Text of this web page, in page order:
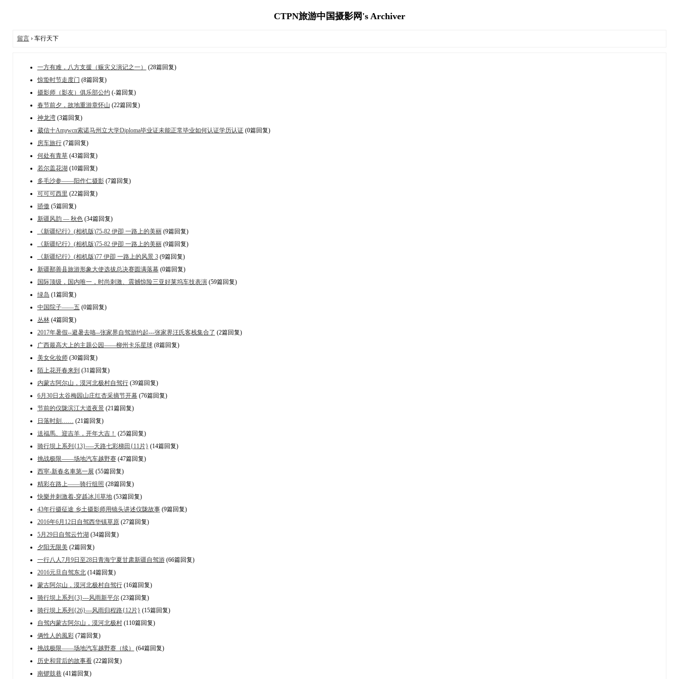
CTPN旅游中国摄影网's Archiver
留言› 车行天下
一方有难，八方支援（赈灾义演记之一）
(28篇回复)
惊蛰时节走度门 (8篇回复)
摄影师（影友）俱乐部公约 (-篇回复)
春节前夕，故地重游章怀山 (22篇回复)
神龙湾(3篇回复)
葳信十Amχwcn索诺马州立大学Diploma毕业证未能正常毕业如何认证学历认证(0篇回复)
房车旅行(7篇回复)
何处有青草(43篇回复)
若尔盖花湖 (10篇回复)
多毛沙参——阳作仁摄影(7篇回复)
可可可西里 (22篇回复)
骄傲(5篇回复)
新疆风韵 — 秋色(34篇回复)
《新疆纪行》(相机版)75-82 伊卲 一路上的美丽(9篇回复)
《新疆纪行》(相机版)75-82 伊卲 一路上的美丽(9篇回复)
《新疆纪行》(相机版)77 伊卲 一路上的风景 3(9篇回复)
新疆鄯善县旅游形象大使选拔总决赛圆满落幕(0篇回复)
国际顶级，国内唯一，时尚刺激、震撼惊险三亚好莱坞车技表演(59篇回复)
绿岛 (1篇回复)
中国院子——五 (0篇回复)
丛林(4篇回复)
2017年暑假--避暑去咯--张家界自驾游约起---张家界汪氏客栈集合了 (2篇回复)
广西最高大上的主题公园——柳州卡乐星球(8篇回复)
美女化妆师(30篇回复)
陌上花开春来到 (31篇回复)
内蒙古阿尔山，漠河北极村自驾行(39篇回复)
6月30日太谷梅园山庄红杏采摘节开幕(76篇回复)
节前的仪陇滨江大道夜景(21篇回复)
日落时刻…… (21篇回复)
送福馬、迎吉羊，开年大吉！ (25篇回复)
骑行坝上系列{13}----天路七彩梯田{11片} (14篇回复)
挑战极限——场地汽车越野赛(47篇回复)
西寜-新春名車第一展 (55篇回复)
精彩在路上——骑行组照 (28篇回复)
快樂并刺激着-穿趆冰川草地(53篇回复)
43年行摄征途 乡土摄影师用镜头讲述仪陇故事(9篇回复)
2016年6月12日自驾西华镇草原(27篇回复)
5月29日自驾云竹湖 (34篇回复)
夕阳无限美(2篇回复)
一行八人7月9日至28日青海宁夏甘肃新疆自驾游(66篇回复)
2016元旦自驾东北(14篇回复)
蒙古阿尔山，漠河北极村自驾行(16篇回复)
骑行坝上系列{3}---风雨新平尔(23篇回复)
骑行坝上系列{26}---风雨归程路{12片} (15篇回复)
自驾内蒙古阿尔山，漠河北极村(110篇回复)
俩性人的風彩(7篇回复)
挑战极限——场地汽车越野赛（续）
(64篇回复)
历史和背后的故事看(22篇回复)
南锣鼓巷(41篇回复)